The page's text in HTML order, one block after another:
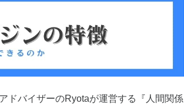
ドバイザーのRyotaが運営する『人間関係